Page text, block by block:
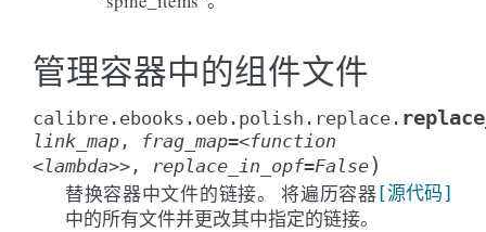
管理容器中的组件文件
calibre.ebooks.oeb.polish.replace.
link_map , frag_map=<function
<lambda>> , replace_in_opf=False)
[源代码]
替换容器中文件的链接。 将遍历容器
中的所有文件并更改其中指定的链接。